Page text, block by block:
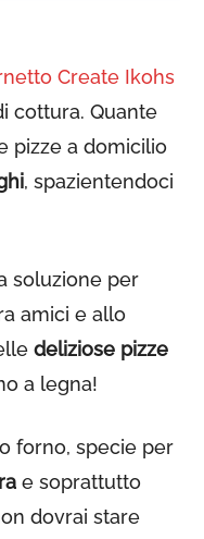
Create Ikohs
cottura. Quante
pizze a domicilio
, spazientendoci
soluzione per
amici e allo
deliziose pizze
a legna!
forno, specie per
e soprattutto
dovrai stare